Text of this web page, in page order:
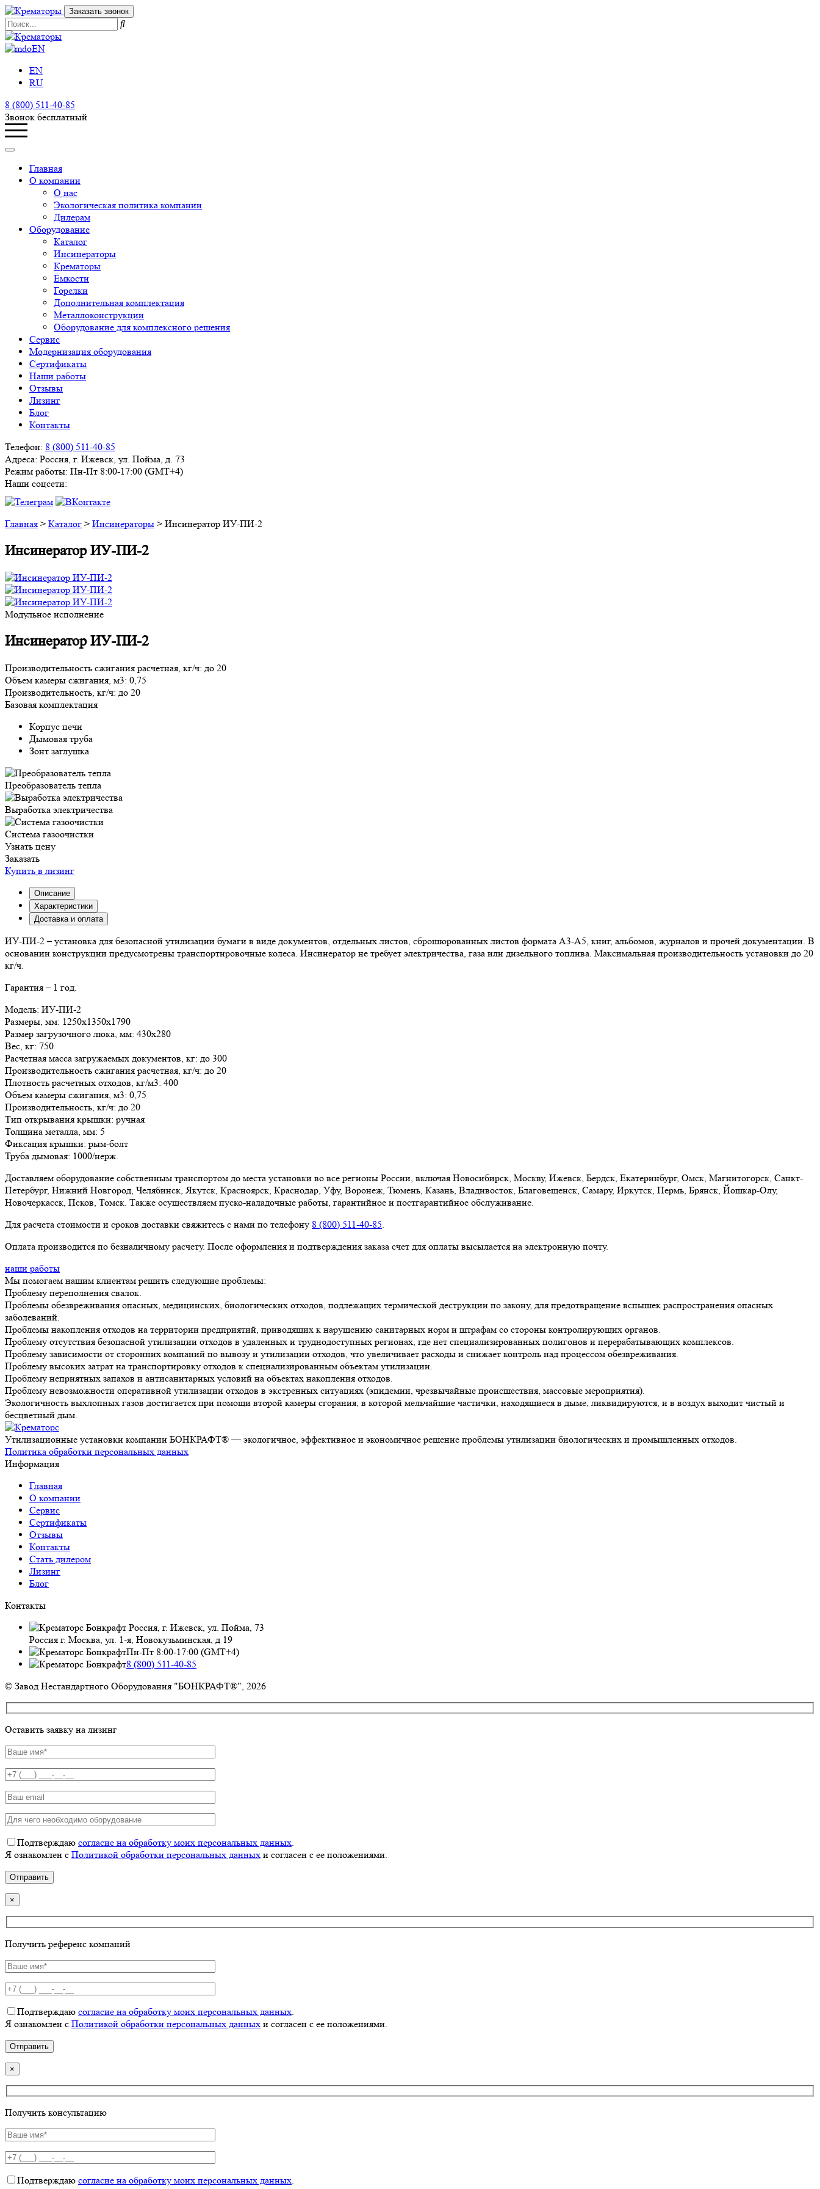
Заказать звонок
EN
EN
RU
8 (800) 511-40-85
Звонок бесплатный
Главная
О компании
О нас
Экологическая политика компании
Дилерам
Оборудование
Каталог
Инсинераторы
Крематоры
Ёмкости
Горелки
Дополнительная комплектация
Металлоконструкции
Оборудование для комплексного решения
Сервис
Модернизация оборудования
Сертификаты
Наши работы
Отзывы
Лизинг
Блог
Контакты
Телефон: 8 (800) 511-40-85
Адреса: Россия, г. Ижевск, ул. Пойма, д. 73
Режим работы: Пн-Пт 8:00-17:00 (GMT+4)
Наши соцсети:
Главная > Каталог > Инсинераторы > Инсинератор ИУ-ПИ-2
Инсинератор ИУ-ПИ-2
Модульное исполнение
Инсинератор ИУ-ПИ-2
Производительность сжигания расчетная, кг/ч: до 20
Объем камеры сжигания, м3: 0,75
Производительность, кг/ч: до 20
Базовая комплектация
Корпус печи
Дымовая труба
Зонт заглушка
Преобразователь тепла
Выработка электричества
Система газоочистки
Узнать цену
Заказать
Купить в лизинг
Описание
Характеристики
Доставка и оплата
ИУ-ПИ-2 – установка для безопасной утилизации бумаги в виде документов, отдельных листов, сброшюрованных листов формата А3-А5, книг, альбомов, журналов и прочей документации. В
основании конструкции предусмотрены транспортировочные колеса. Инсинератор не требует электричества, газа или дизельного топлива. Максимальная производительность установки до 20
кг/ч.
Гарантия – 1 год.
Модель: ИУ-ПИ-2
Размеры, мм: 1250х1350х1790
Размер загрузочного люка, мм: 430х280
Вес, кг: 750
Расчетная масса загружаемых документов, кг: до 300
Производительность сжигания расчетная, кг/ч: до 20
Плотность расчетных отходов, кг/м3: 400
Объем камеры сжигания, м3: 0,75
Производительность, кг/ч: до 20
Тип открывания крышки: ручная
Толщина металла, мм: 5
Фиксация крышки: рым-болт
Труба дымовая: 1000/нерж.
Доставляем оборудование собственным транспортом до места установки во все регионы России, включая Новосибирск, Москву, Ижевск, Бердск, Екатеринбург, Омск, Магнитогорск, Санкт-
Петербург, Нижний Новгород, Челябинск, Якутск, Красноярск, Краснодар, Уфу, Воронеж, Тюмень, Казань, Владивосток, Благовещенск, Самару, Иркутск, Пермь, Брянск, Йошкар-Олу,
Новочеркасск, Псков, Томск. Также осуществляем пуско-наладочные работы, гарантийное и постгарантийное обслуживание.
Для расчета стоимости и сроков доставки свяжитесь с нами по телефону 8 (800) 511-40-85
Оплата производится по безналичному расчету. После оформления и подтверждения заказа счет для оплаты высылается на электронную почту.
наши работы
Мы помогаем нашим клиентам решить следующие проблемы:
Проблему переполнения свалок.
Проблемы обезвреживания опасных, медицинских, биологических отходов, подлежащих термической деструкции по закону, для предотвращение вспышек распространения опасных
заболеваний.
Проблемы накопления отходов на территории предприятий, приводящих к нарушению санитарных норм и штрафам со стороны контролирующих органов.
Проблему отсутствия безопасной утилизации отходов в удаленных и труднодоступных регионах, где нет специализированных полигонов и перерабатывающих комплексов.
Проблему зависимости от сторонних компаний по вывозу и утилизации отходов, что увеличивает расходы и снижает контроль над процессом обезвреживания.
Проблему высоких затрат на транспортировку отходов к специализированным объектам утилизации.
Проблему неприятных запахов и антисанитарных условий на объектах накопления отходов.
Проблему невозможности оперативной утилизации отходов в экстренных ситуациях (эпидемии, чрезвычайные происшествия, массовые мероприятия).
Экологичность выхлопных газов достигается при помощи второй камеры сгорания, в которой мельчайшие частички, находящиеся в дыме, ликвидируются, и в воздух выходит чистый и
бесцветный дым.
Утилизационные установки компании БОНКРАФТ® — экологичное, эффективное и экономичное решение проблемы утилизации биологических и промышленных отходов.
Политика обработки персональных данных
Информация
Главная
О компании
Сервис
Сертификаты
Отзывы
Контакты
Стать дилером
Лизинг
Блог
Контакты
Россия, г. Ижевск, ул. Пойма, 73
Россия г. Москва, ул. 1-я, Новокузьминская, д 19
Пн-Пт 8:00-17:00 (GMT+4)
8 (800) 511-40-85
© Завод Нестандартного Оборудования "БОНКРАФТ®", 2026
Оставить заявку на лизинг
Подтверждаю согласие на обработку моих персональных данных.
Я ознакомлен с Политикой обработки персональных данных и согласен с ее положениями.
×
Получить референс компаний
Подтверждаю согласие на обработку моих персональных данных.
Я ознакомлен с Политикой обработки персональных данных и согласен с ее положениями.
×
Получить консультацию
Подтверждаю согласие на обработку моих персональных данных.